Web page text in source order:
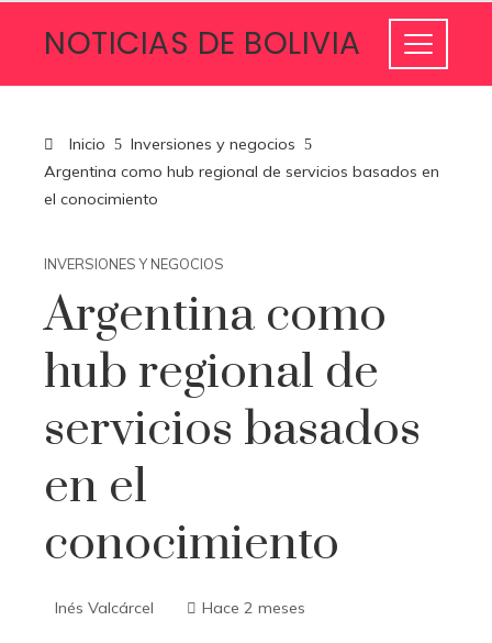
NOTICIAS DE BOLIVIA
Inicio
Inversiones y negocios
Argentina como hub regional de servicios basados en
el conocimiento
INVERSIONES Y NEGOCIOS
Argentina como
hub regional de
servicios basados
en el
conocimiento
Inés Valcárcel Hace 2 meses